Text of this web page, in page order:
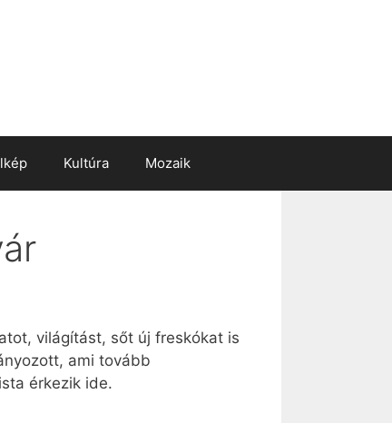
Kultúra Mozaik
világítást, sőt új freskókat is
ami tovább
érkezik ide.